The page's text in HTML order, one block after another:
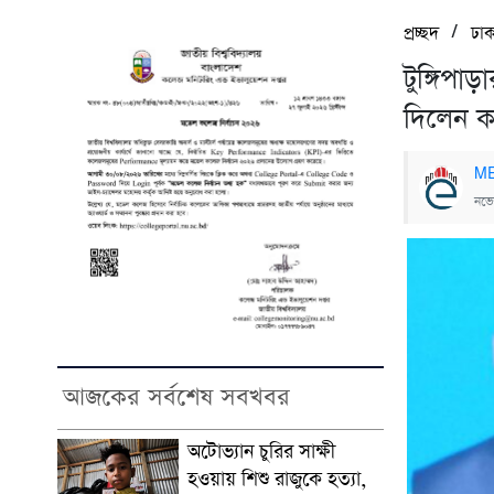
আজকের সর্বশেষ সবখবর
অটোভ্যান চুরির সাক্ষী
হওয়ায় শিশু রাজুকে হত্যা,
প্রচ্ছদ/
দিলেন